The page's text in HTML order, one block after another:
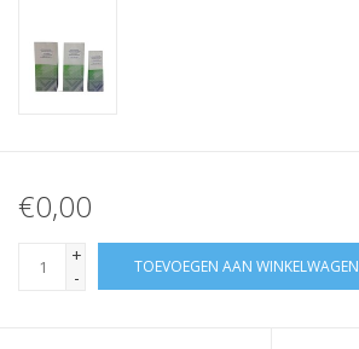
€0,00
+
-
TOEVOEGEN AAN WINKELWAGEN